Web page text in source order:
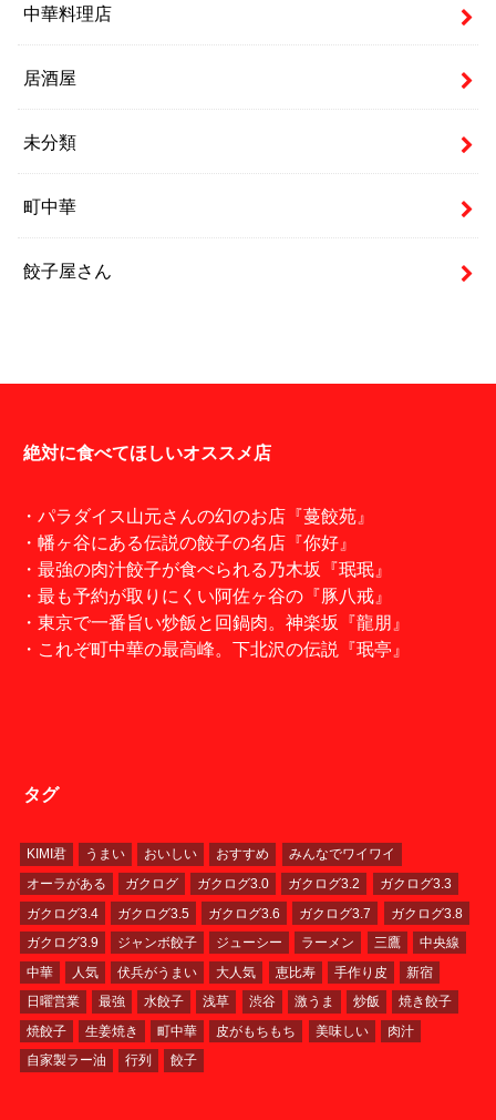
中華料理店
居酒屋
未分類
町中華
餃子屋さん
絶対に食べてほしいオススメ店
・パラダイス山元さんの幻のお店『蔓餃苑』
・幡ヶ谷にある伝説の餃子の名店『你好』
・最強の肉汁餃子が食べられる乃木坂『珉珉』
・最も予約が取りにくい阿佐ヶ谷の『豚八戒』
・東京で一番旨い炒飯と回鍋肉。神楽坂『龍朋』
・これぞ町中華の最高峰。下北沢の伝説『珉亭』
タグ
KIMI君 うまい おいしい おすすめ
みんなでワイワイ
オーラがある
ガクログ ガクログ3.0 ガクログ3.2
ガクログ3.3
ガクログ3.4
ガクログ3.5 ガクログ3.6 ガクログ3.7
ガクログ3.8
ガクログ3.9
ジャンボ餃子 ジューシー ラーメン 三鷹
中央線
中華
人気 伏兵がうまい 大人気 恵比寿 手作り皮
新宿
日曜営業
最強 水餃子 浅草 渋谷 激うま 炒飯
焼き餃子
焼餃子
生姜焼き 町中華 皮がもちもち 美味しい
肉汁
自家製ラー油
行列 餃子